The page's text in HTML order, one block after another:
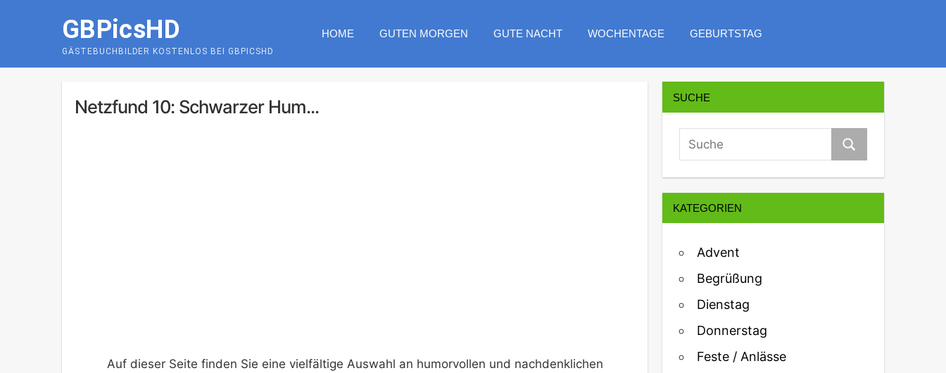
GBPicsHD
GÄSTEBUCHBILDER KOSTENLOS BEI GBPICSHD
HOME GUTEN MORGEN GUTE NACHT WOCHENTAGE GEBURTSTAG
Netzfund 10: Schwarzer Hum...
Auf dieser Seite finden Sie eine vielfältige Auswahl an humorvollen und nachdenklichen
SUCHE
KATEGORIEN
Advent
Begrüßung
Dienstag
Donnerstag
Feste / Anlässe